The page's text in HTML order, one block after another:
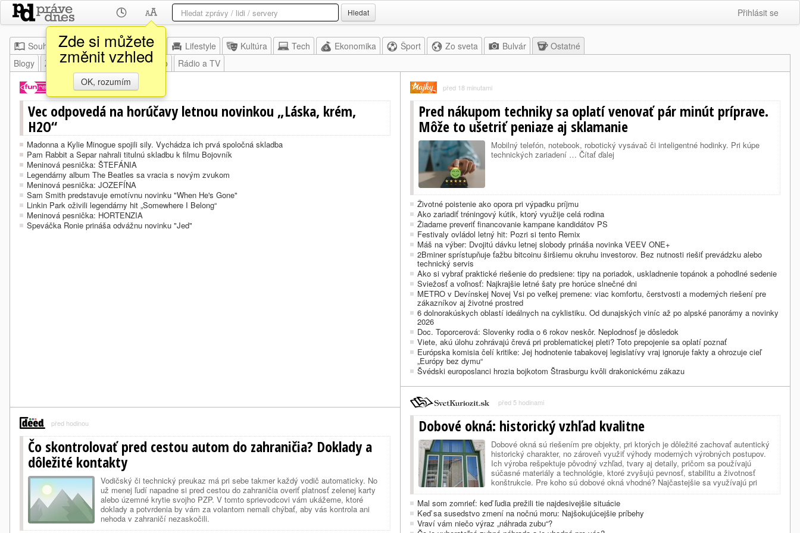
Zde si můžete
změnit vzhled
OK, rozumím
Hledat Přihlásit se
Souhrn Moje Z domova Lifestyle Kultúra Tech Ekonomika Šport Zo sveta Bulvár
Ostatné
Blogy
Zábava Veda a výskum Foto Rádio a TV
před 8 minutami
Vec odpovedá na horúčavy letnou novinkou „Láska, krém,
H2O“
Madonna a Kylie Minogue spojili sily. Vychádza ich prvá spoločná skladba
Pam Rabbit a Separ nahrali titulnú skladbu k filmu Bojovník
Meninová pesnička: ŠTEFÁNIA
Legendárny album The Beatles sa vracia s novým zvukom
Meninová pesnička: JOZEFÍNA
Sam Smith predstavuje emotívnu novinku "When He's Gone"
Linkin Park oživili legendárny hit „Somewhere I Belong“
Meninová pesnička: HORTENZIA
Speváčka Ronie prináša odvážnu novinku "Jed"
před hodinou
Čo skontrolovať pred cestou autom do zahraničia? Doklady a
dôležité kontakty
Vodičský či technický preukaz má pri sebe takmer každý vodič automaticky. No
už menej ľudí napadne si pred cestou do zahraničia overiť platnosť zelenej karty
alebo územné krytie svojho PZP. V tomto sprievodcovi vám ukážeme, ktoré
doklady a potvrdenia by vám za volantom nemali chýbať, aby vás kontrola ani
nehoda v zahraničí nezaskočili.
před 18 minutami
Pred nákupom techniky sa oplatí venovať pár minút príprave.
Môže to ušetriť peniaze aj sklamanie
Mobilný telefón, notebook, robotický vysávač či inteligentné hodinky. Pri kúpe
technických zariadení … Čítať ďalej
Životné poistenie ako opora pri výpadku príjmu
Ako zariadiť tréningový kútik, ktorý využije celá rodina
Žiadame preveriť financovanie kampane kandidátov PS
Festivaly ovládol letný hit: Pozri si tento Remix
Máš na výber: Dvojitú dávku letnej slobody prináša novinka VEEV ONE+
2Bminer sprístupňuje ťažbu bitcoinu širšiemu okruhu investorov. Bez nutnosti riešiť prevádzku alebo
technický servis
Ako si vybrať praktické riešenie do predsiene: tipy na poriadok, uskladnenie topánok a pohodlné sedenie
Sviežosť a voľnosť: Najkrajšie letné šaty pre horúce slnečné dni
METRO v Devínskej Novej Vsi po veľkej premene: viac komfortu, čerstvosti a moderných riešení pre
zákazníkov aj životné prostred
6 dolnorakúskych oblastí ideálnych na cyklistiku. Od dunajských viníc až po alpské panorámy a novinky
2026
Doc. Toporcerová: Slovenky rodia o 6 rokov neskôr. Neplodnosť je dôsledok
Viete, akú úlohu zohrávajú črevá pri problematickej pleti? Toto prepojenie sa oplatí poznať
Európska komisia čelí kritike: Jej hodnotenie tabakovej legislatívy vraj ignoruje fakty a ohrozuje cieľ
„Európy bez dymu“
Švédski europoslanci hrozia bojkotom Štrasburgu kvôli drakonickému zákazu
před 5 hodinami
Dobové okná: historický vzhľad kvalitne
Dobové okná sú riešením pre objekty, pri ktorých je dôležité zachovať autentický
historický charakter, no zároveň využiť výhody moderných výrobných postupov.
Ich výroba rešpektuje pôvodný vzhľad, tvary aj detaily, pričom sa používajú
súčasné materiály a technológie, ktoré zvyšujú pevnosť, stabilitu a životnosť
konštrukcie. Pre koho sú dobové okná vhodné? Najčastejšie sa využívajú pri
rekonštrukci…
Mal som zomrieť: keď ľudia prežili tie najdesivejšie situácie
Keď sa susedstvo zmení na nočnú moru: Najšokujúcejšie príbehy
Vraví vám niečo výraz „náhrada zubu“?